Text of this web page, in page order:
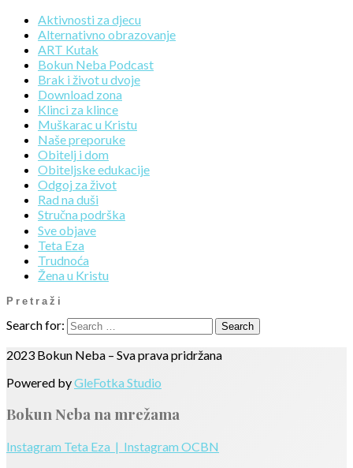
Aktivnosti za djecu
Alternativno obrazovanje
ART Kutak
Bokun Neba Podcast
Brak i život u dvoje
Download zona
Klinci za klince
Muškarac u Kristu
Naše preporuke
Obitelj i dom
Obiteljske edukacije
Odgoj za život
Rad na duši
Stručna podrška
Sve objave
Teta Eza
Trudnoća
Žena u Kristu
Pretraži
Search for:
2023 Bokun Neba – Sva prava pridržana
Powered byGleFotka Studio
Bokun Neba na mrežama
Instagram Teta Eza | Instagram OCBN